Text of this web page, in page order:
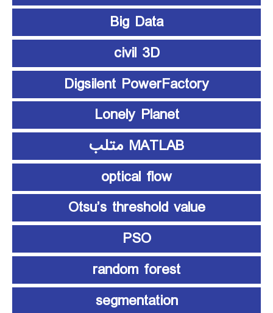
Big Data
civil 3D
Digsilent PowerFactory
Lonely Planet
MATLAB متلب
optical flow
Otsu’s threshold value
PSO
random forest
segmentation